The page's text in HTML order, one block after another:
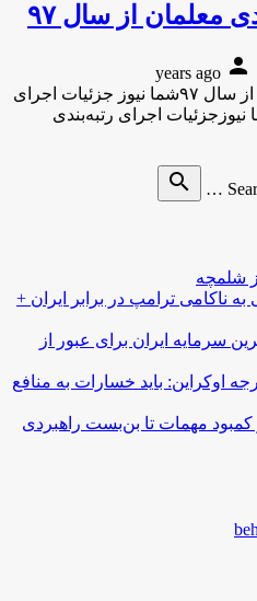
معلمان از سال ۹۷
person
جزئیات اجرای رتبه‌بندی معلمان از سال ۹۷شما نیوز جزئیات اجرای
معلمان از سال ۹۷ شما نیوزجزئیات اجرای رتبه‌بندی
search
شلمچه
ناکامی ترامپ در برابر ایران +
سرمایه ایران برای عبور از
اوکراین: باید خسارات به منافع
کمبود مهمات تا بن‌بست راهبردی